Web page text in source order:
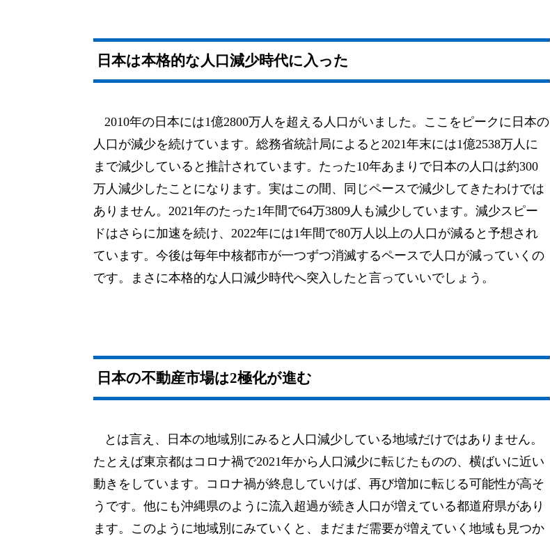
日本は本格的な人口減少時代に入った
2010年の日本には1億2800万人を超える人口がいました。ここをピークに日本の
人口が減少を続けています。総務省統計局によると2021年末には1億2538万人に
まで減少していると推計されています。たった10年あまりで日本の人口は約300
万人減少したことになります。実はこの間、同じペースで減少してきたわけでは
ありません。2021年のたった1年間で64万3809人も減少しています。減少スピー
ドはさらに加速を続け、2022年には1年間で80万人以上の人口が減ると予想され
ています。今後は毎年中核都市が一つずつ消滅するペースで人口が減っていくの
です。まさに本格的な人口減少時代へ突入したと言っていいでしょう。
日本の不動産市場は2極化が進む
とは言え、日本の地域別にみると人口減少している地域だけではありません。
たとえば東京都はコロナ禍で2021年から人口減少に転じたものの、横ばいに近い
動きをしています。コロナ禍が終息していけば、再び増加に転じる可能性が高そ
うです。他にも沖縄県のように流入超過が続き人口が増えている都道府県があり
ます。このように地域別にみていくと、まだまだ需要が増えていく地域も見つか